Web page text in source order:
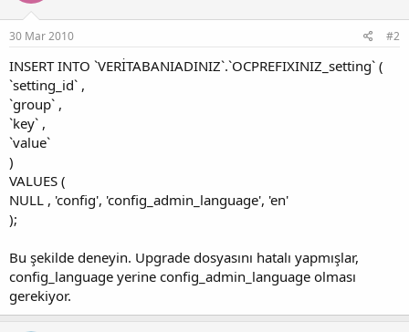
30 Mar 2010 #2
INSERT INTO `VERİTABANIADINIZ`.`OCPREFIXINIZ_setting` (
`setting_id` ,
`group` ,
`key` ,
`value`
)
VALUES (
NULL , 'config', 'config_admin_language', 'en'
);
Bu şekilde deneyin. Upgrade dosyasını hatalı yapmışlar,
config_language yerine config_admin_language olması
gerekiyor.